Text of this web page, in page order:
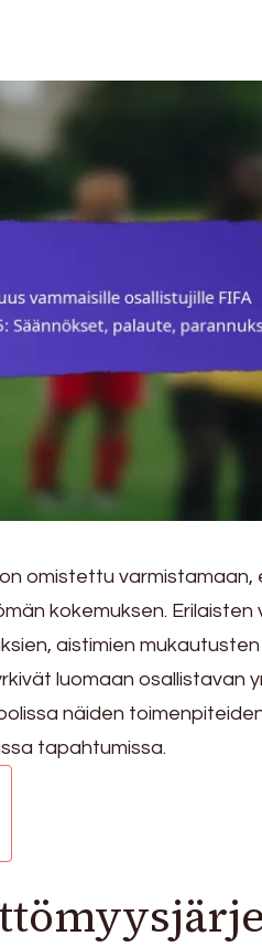
omistettu
kokemuksen. Erilaisten
aistimien
luomaan osallistavan
näiden
tapahtumissa.